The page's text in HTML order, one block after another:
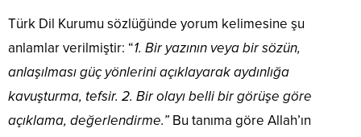
Türk Dil Kurumu sözlüğünde yorum kelimesine şu
anlamlar verilmiştir: “1. Bir yazının veya bir sözün,
anlaşılması güç yönlerini açıklayarak aydınlığa
kavuşturma, tefsir. 2. Bir olayı belli bir görüşe göre
açıklama, değerlendirme.” Bu tanıma göre Allah’ın